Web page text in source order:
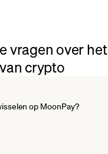
vragen over het
crypto
op MoonPay?